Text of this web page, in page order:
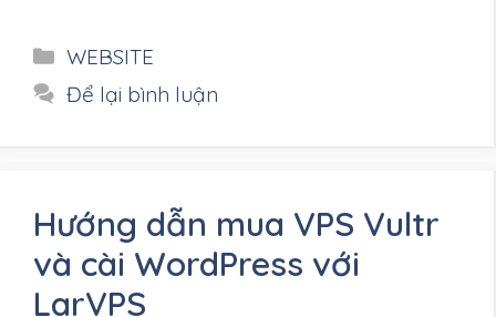
Danh
mục
WEBSITE
Để lại bình luận
Hướng dẫn mua VPS Vultr
và cài WordPress với
LarVPS